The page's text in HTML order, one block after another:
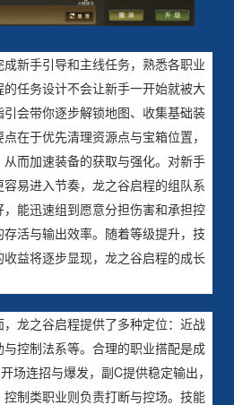
新手引导和主线任务，熟悉各职业
任务设计不会让新手一开始就被大
会带你逐步解锁地图、收集基础装
在于优先清理资源点与宝箱位置，
而加速装备的获取与强化。对新手
易进入节奏，龙之谷启程的组队系
能迅速组到愿意分担伤害和承担控
活与输出效率。随着等级提升，技
益将逐步显现，龙之谷启程的成长
龙之谷启程提供了多种定位：近战
控制法系等。合理的职业搭配是成
场连招与爆发，副C提供稳定输出，
制类职业则负责打断与控场。技能